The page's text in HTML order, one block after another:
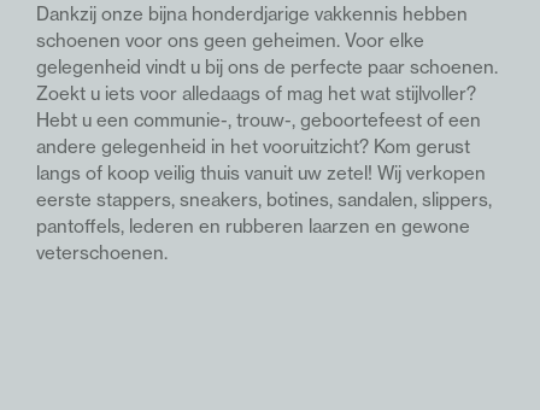
Dankzij onze bijna honderdjarige vakkennis hebben
schoenen voor ons geen geheimen. Voor elke
gelegenheid vindt u bij ons de perfecte paar schoenen.
Zoekt u iets voor alledaags of mag het wat stijlvoller?
Hebt u een communie-, trouw-, geboortefeest of een
andere gelegenheid in het vooruitzicht? Kom gerust
langs of koop veilig thuis vanuit uw zetel! Wij verkopen
eerste stappers, sneakers, botines, sandalen, slippers,
pantoffels, lederen en rubberen laarzen en gewone
veterschoenen.